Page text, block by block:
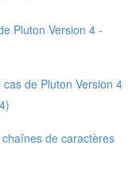
Pluton Version 4 -
de Pluton Version 4
de caractères